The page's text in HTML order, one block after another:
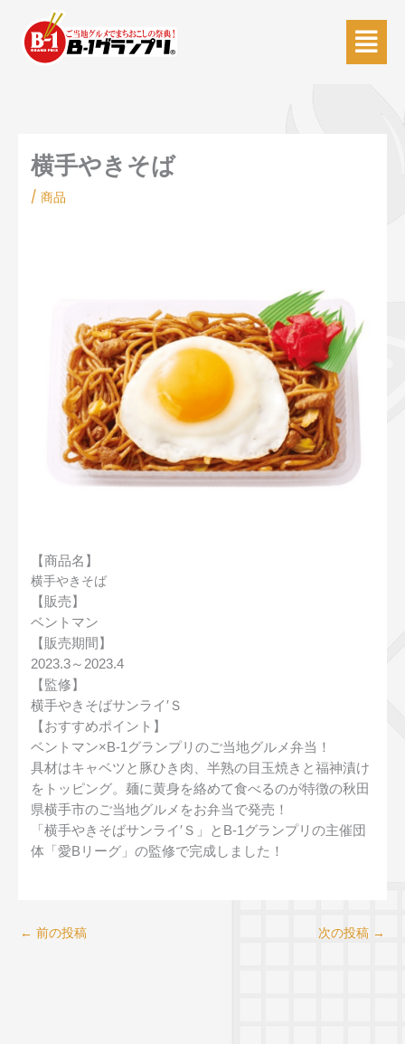
Main
Menu
横手やきそば
/ 商品
【商品名】
横手やきそば
【販売】
ベントマン
【販売期間】
2023.3～2023.4
【監修】
横手やきそばサンライ′Ｓ
【おすすめポイント】
ベントマン×B-1グランプリのご当地グルメ弁当！
具材はキャベツと豚ひき肉、半熟の目玉焼きと福神漬け
をトッピング。麺に黄身を絡めて食べるのが特徴の秋田
県横手市のご当地グルメをお弁当で発売！
「横手やきそばサンライ′Ｓ」とB-1グランプリの主催団
体「愛Bリーグ」の監修で完成しました！
← 前の投稿 次の投稿 →